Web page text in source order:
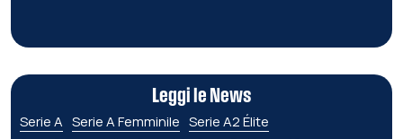
Leggi le News
Serie A Serie A Femminile Serie A2 Élite